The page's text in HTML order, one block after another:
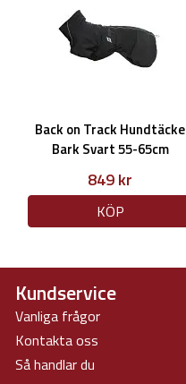
Back on Track Hundtäcke
Bark Svart 55-65cm
849 kr
KÖP
Kundservice
Vanliga frågor
Kontakta oss
Så handlar du